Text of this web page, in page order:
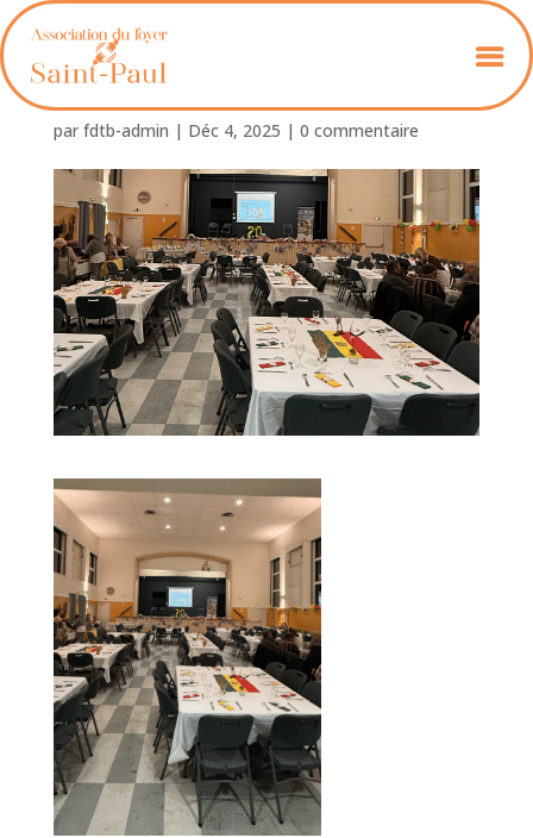
Foyer-St-Paul_06
par fdtb-admin | Déc 4, 2025 | 0 commentaire